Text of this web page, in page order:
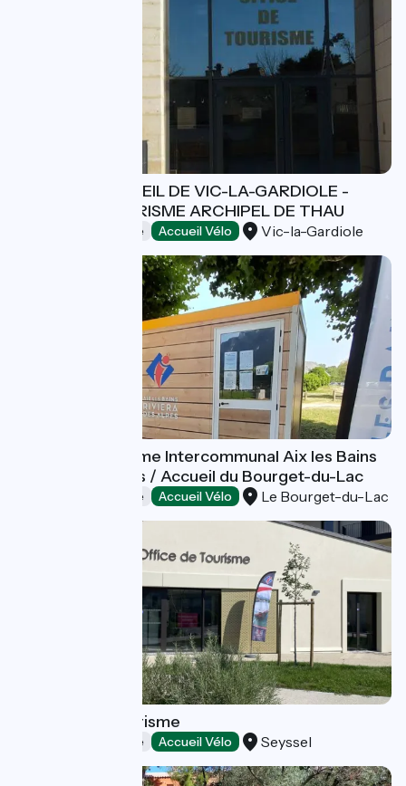
BUREAU D'ACCUEIL DE VIC-LA-GARDIOLE -
OFFICE DE TOURISME ARCHIPEL DE THAU
Offices de Tourisme Accueil Vélo Vic-la-Gardiole
Office de Tourisme Intercommunal Aix les Bains
Riviera des Alpes / Accueil du Bourget-du-Lac
Offices de Tourisme Accueil Vélo Le Bourget-du-Lac
Haut-Rhône Tourisme
Offices de Tourisme Accueil Vélo Seyssel